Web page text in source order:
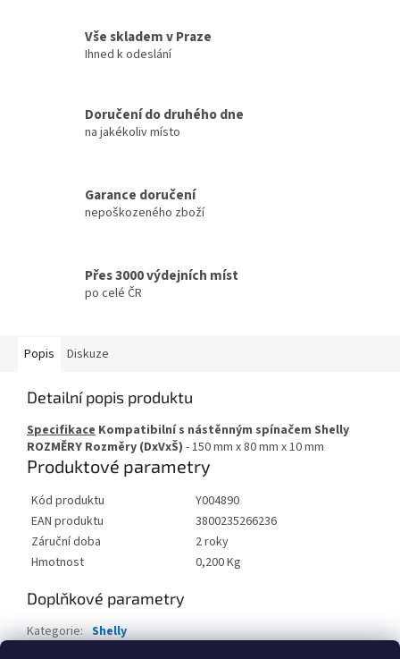
Vše skladem v Praze
Ihned k odeslání
Doručení do druhého dne
na jakékoliv místo
Garance doručení
nepoškozeného zboží
Přes 3000 výdejních míst
po celé ČR
Popis Diskuze
Detailní popis produktu
Specifikace Kompatibilní s nástěnným spínačem Shelly
ROZMĚRY Rozměry (DxVxŠ) - 150 mm x 80 mm x 10 mm
Produktové parametry
Kód produktu
Y004890
EAN produktu
3800235266236
Záruční doba
2 roky
Hmotnost
0,200 Kg
Doplňkové parametry
Kategorie: Shelly